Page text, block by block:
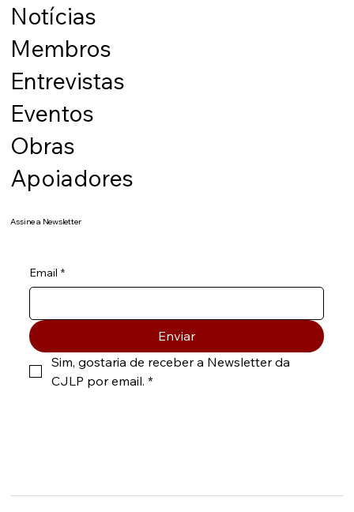
Notícias
Membros
Entrevistas
Eventos
Obras
Apoiadores
Assine a Newsletter
Email *
Enviar
Sim, gostaria de receber a Newsletter da
CJLP por email. *